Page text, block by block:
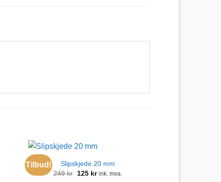
Tilbud!
Slipskjede 20 mm
249kr
Opprinnelig
125 krNåværende
ink. mva.